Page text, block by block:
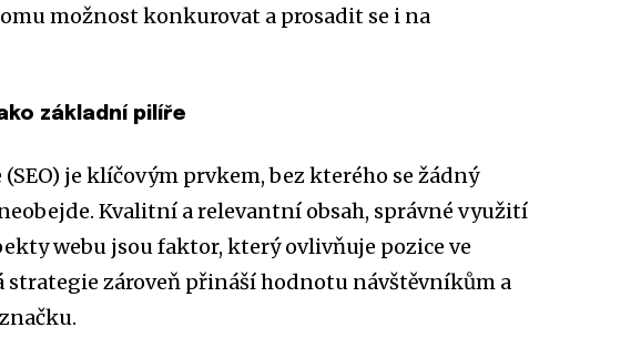
možnost konkurovat a prosadit se i na
základní pilíře
je klíčovým prvkem, bez kterého se žádný
Kvalitní a relevantní obsah, správné využití
webu jsou faktor, který ovlivňuje pozice ve
strategie zároveň přináší hodnotu návštěvníkům a